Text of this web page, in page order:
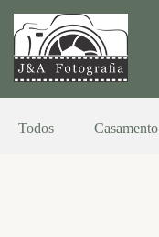
Todos Casamento